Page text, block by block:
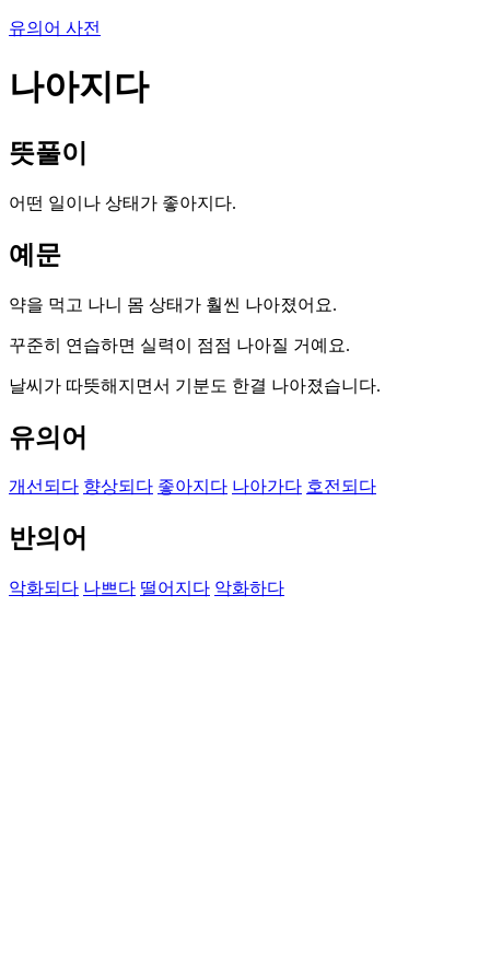
유의어 사전
나아지다
뜻풀이
어떤 일이나 상태가 좋아지다.
예문
약을 먹고 나니 몸 상태가 훨씬 나아졌어요.
꾸준히 연습하면 실력이 점점 나아질 거예요.
날씨가 따뜻해지면서 기분도 한결 나아졌습니다.
유의어
개선되다 향상되다 좋아지다 나아가다 호전되다
반의어
악화되다 나쁘다 떨어지다 악화하다